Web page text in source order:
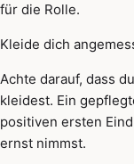
für die Rolle.
Kleide dich
Achte darauf, dass
kleidest. Ein
positiven ersten
ernst nimmst.